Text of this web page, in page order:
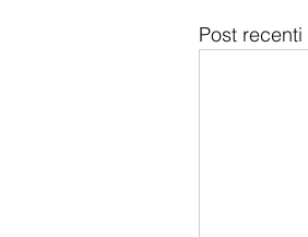
Post recenti